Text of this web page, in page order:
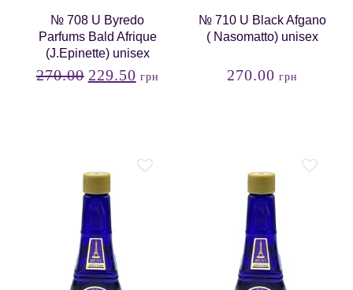
№ 708 U Byredo
Parfums Bald Afrique
(J.Epinette) unisex
270.00 229.50 грн
№ 710 U Black Afgano
( Nasomatto) unisex
270.00 грн